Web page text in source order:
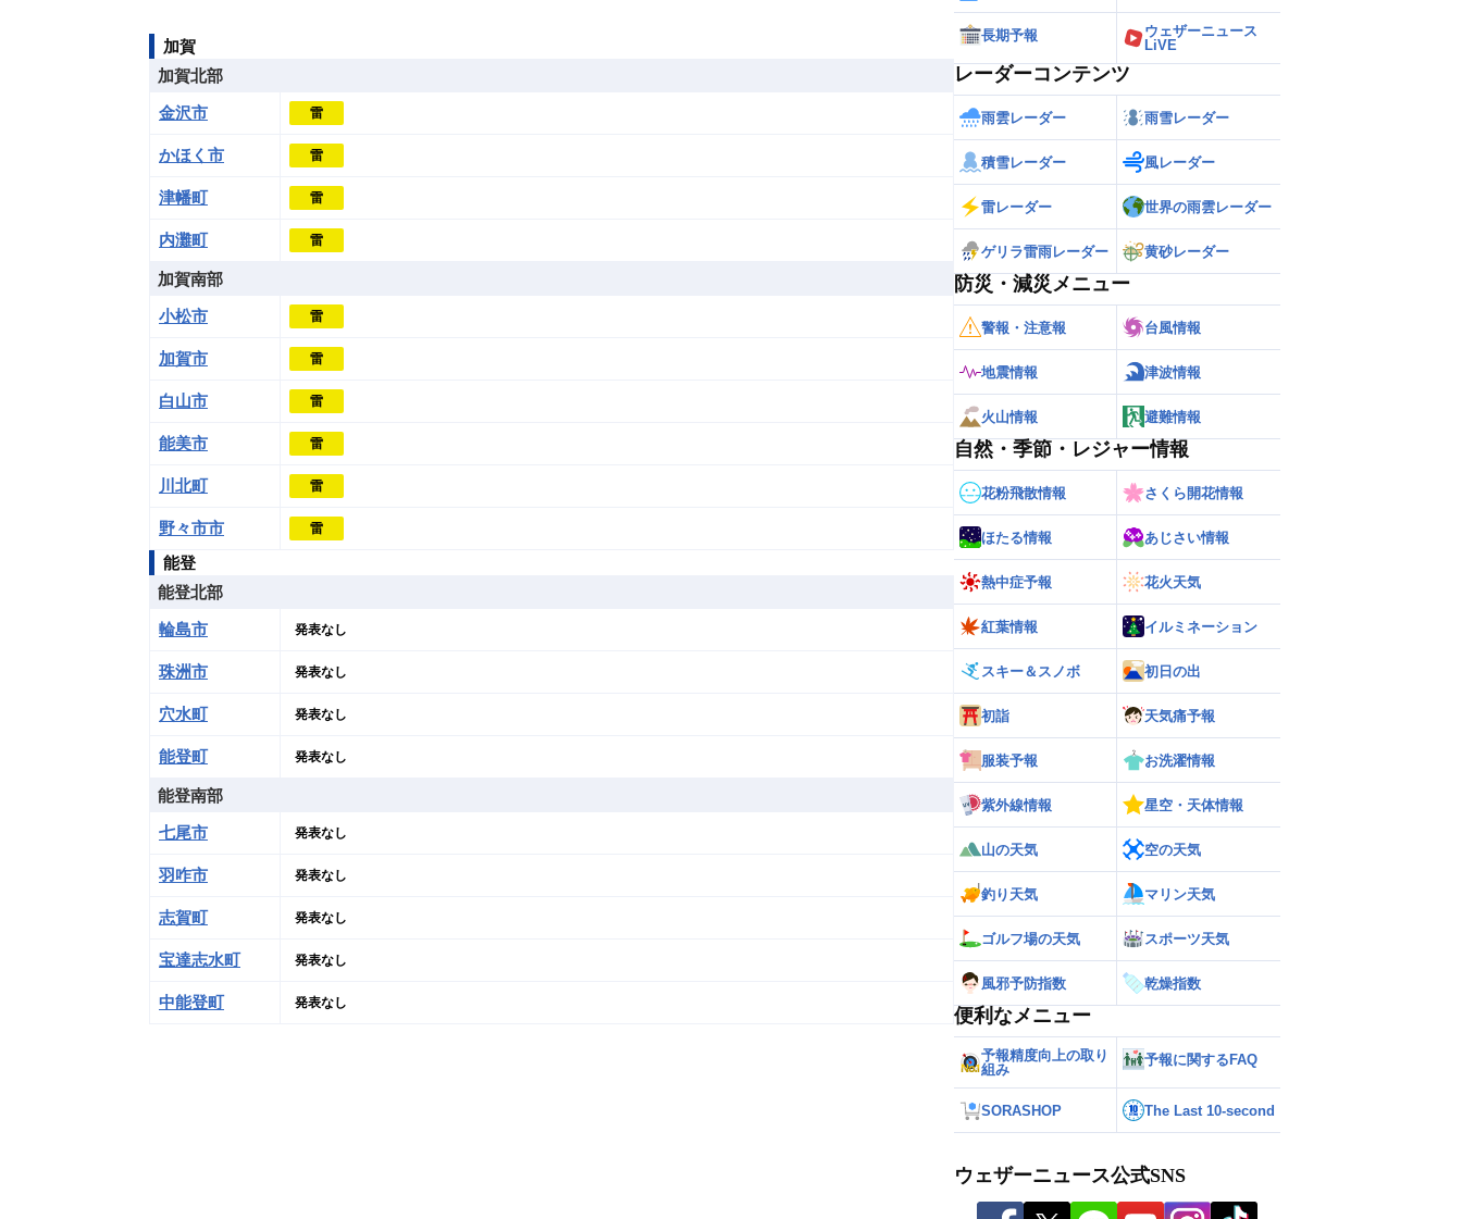
加賀
加賀北部
金沢市
雷
かほく市 雷
津幡町 雷
内灘町 雷
加賀南部
小松市
雷
加賀市 雷
白山市 雷
能美市 雷
川北町 雷
野々市市 雷
能登
能登北部
輪島市
発表なし
珠洲市 発表なし
穴水町 発表なし
能登町 発表なし
能登南部
七尾市
発表なし
羽咋市 発表なし
志賀町 発表なし
宝達志水町 発表なし
中能登町 発表なし
長期予報
ウェザーニュース
LiVE
レーダーコンテンツ
雨雲レーダー 雨雪レーダー
積雪レーダー 風レーダー
雷レーダー 世界の雨雲レーダー
ゲリラ雷雨レーダー 黄砂レーダー
防災・減災メニュー
警報・注意報 台風情報
地震情報 津波情報
火山情報 避難情報
自然・季節・レジャー情報
花粉飛散情報 さくら開花情報
ほたる情報 あじさい情報
熱中症予報 花火天気
紅葉情報 イルミネーション
スキー＆スノボ 初日の出
初詣 天気痛予報
服装予報 お洗濯情報
紫外線情報 星空・天体情報
山の天気 空の天気
釣り天気 マリン天気
ゴルフ場の天気 スポーツ天気
風邪予防指数 乾燥指数
便利なメニュー
予報精度向上の取り
組み
予報に関するFAQ
SORASHOP The Last 10-second
ウェザーニュース公式SNS